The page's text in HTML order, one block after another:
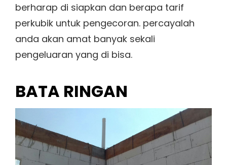
berharap di siapkan dan berapa tarif
perkubik untuk pengecoran. percayalah
anda akan amat banyak sekali
pengeluaran yang di bisa.
BATA RINGAN